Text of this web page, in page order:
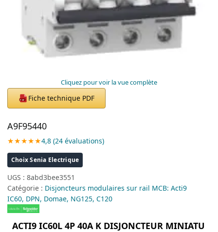
Cliquez pour voir la vue complète
PDF Fiche technique PDF
A9F95440
★★★★★4,8 (24 évaluations)
Choix Senia Electrique
UGS : 8abd3bee3551
Catégorie : Disjoncteurs modulaires sur rail MCB: Acti9
IC60, DPN, Domae, NG125, C120
ACTI9 IC60L 4P 40A K DISJONCTEUR MINIATU